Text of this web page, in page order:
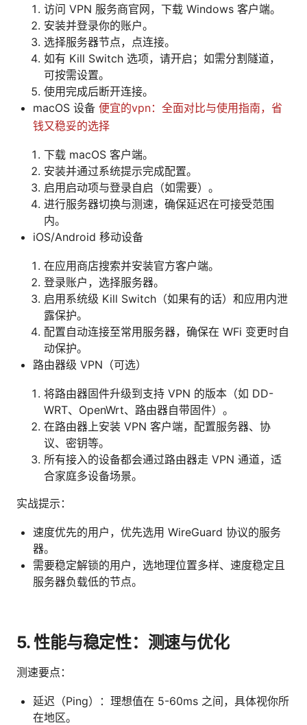
访问 VPN 服务商官网，下载 Windows 客户端。
安装并登录你的账户。
选择服务器节点，点连接。
如有 Kill Switch 选项，请开启；如需分割隧道，
可按需设置。
使用完成后断开连接。
macOS 设备 便宜的vpn：全面对比与使用指南，省
钱又稳妥的选择
下载 macOS 客户端。
安装并通过系统提示完成配置。
启用启动项与登录自启（如需要）。
进行服务器切换与测速，确保延迟在可接受范围
内。
iOS/Android 移动设备
在应用商店搜索并安装官方客户端。
登录账户，选择服务器。
启用系统级 Kill Switch（如果有的话）和应用内泄
露保护。
配置自动连接至常用服务器，确保在 WFi 变更时自
动保护。
路由器级 VPN（可选）
将路由器固件升级到支持 VPN 的版本（如 DD-
WRT、OpenWrt、路由器自带固件）。
在路由器上安装 VPN 客户端，配置服务器、协
议、密钥等。
所有接入的设备都会通过路由器走 VPN 通道，适
合家庭多设备场景。
实战提示：
速度优先的用户，优先选用 WireGuard 协议的服务
器。
需要稳定解锁的用户，选地理位置多样、速度稳定且
服务器负载低的节点。
5. 性能与稳定性：测速与优化
测速要点：
延迟（Ping）：理想值在 5-60ms 之间，具体视你所
在地区。